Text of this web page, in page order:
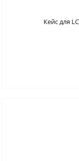
Кейс для